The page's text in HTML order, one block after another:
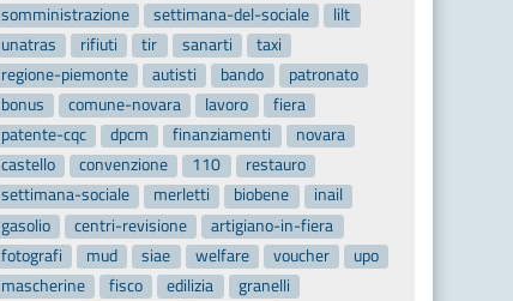
somministrazione
settimana-del-sociale
lilt
unatras
rifiuti tir sanarti
taxi
regione-piemonte
autisti bando
patronato
bonus
comune-novara lavoro
fiera
patente-cqc
dpcm finanziamenti
novara
castello
convenzione 110
restauro
settimana-sociale
merletti biobene
inail
gasolio
centri-revisione
artigiano-in-fiera
fotografi
mud siae welfare voucher
upo
mascherine
fisco edilizia
granelli